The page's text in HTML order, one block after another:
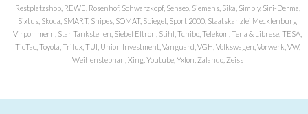
Restplatzshop, REWE, Rosenhof, Schwarzkopf, Senseo, Siemens, Sika, Simply, Siri-Derma,
Sixtus, Skoda, SMART, Snipes, SOMAT, Spiegel, Sport 2000, Staatskanzlei Mecklenburg
Virpommern, Star Tankstellen, Siebel Eltron, Stihl, Tchibo, Telekom, Tena & Librese, TESA,
TicTac, Toyota, Trilux, TUI, Union Investment, Vanguard, VGH, Volkswagen, Vorwerk, VW,
Weihenstephan, Xing, Youtube, Yxlon, Zalando, Zeiss